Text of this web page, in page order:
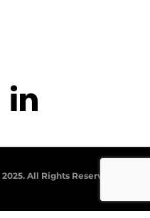
All Rights Reserved.